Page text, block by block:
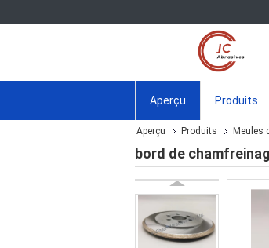
Aperçu Produits
Aperçu Produits Meules
bord de